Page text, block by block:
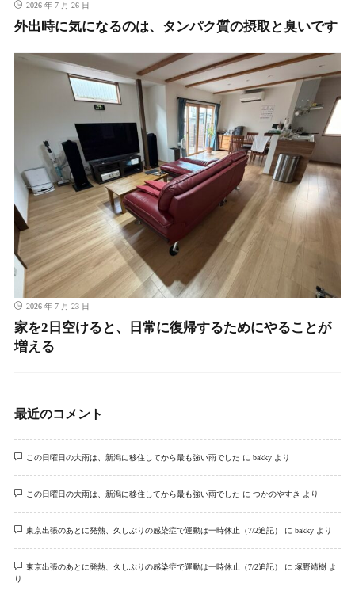
2026 年 7 月 26 日
外出時に気になるのは、タンパク質の摂取と臭いです
2026 年 7 月 23 日
家を2日空けると、日常に復帰するためにやることが
増える
最近のコメント
この日曜日の大雨は、新潟に移住してから最も強い雨でした に bakkyより
この日曜日の大雨は、新潟に移住してから最も強い雨でした に つかのやすき より
東京出張のあとに発熱、久しぶりの感染症で運動は一時休止（7/2追記） に bakkyより
東京出張のあとに発熱、久しぶりの感染症で運動は一時休止（7/2追記） に 塚野靖樹よ
り